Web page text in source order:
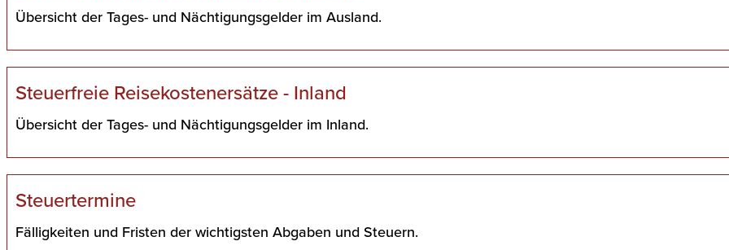
Übersicht der Tages- und Nächtigungsgelder im Ausland.
Steuerfreie Reisekostenersätze - Inland
Übersicht der Tages- und Nächtigungsgelder im Inland.
Steuertermine
Fälligkeiten und Fristen der wichtigsten Abgaben und Steuern.